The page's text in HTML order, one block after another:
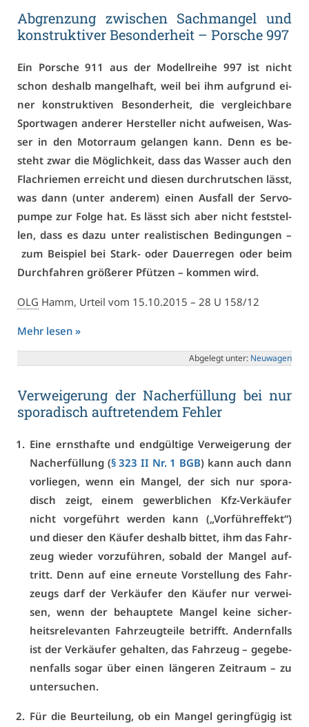
Ab­gren­zung zwi­schen Sach­man­gel und
kon­struk­ti­ver Be­son­der­heit – Por­sche 997
Ein Por­sche 911 aus der Mo­dell­rei­he 997 ist nicht
schon des­halb man­gel­haft, weil bei ihm auf­grund ei­
ner kon­struk­ti­ven Be­son­der­heit, die ver­gleich­ba­re
Sport­wa­gen an­de­rer Her­stel­ler nicht auf­wei­sen, Was­
ser in den Mo­tor­raum ge­lan­gen kann. Denn es be­
steht zwar die Mög­lich­keit, dass das Was­ser auch den
Flach­rie­men er­reicht und die­sen durch­rut­schen lässt,
was dann (un­ter an­de­rem) ei­nen Aus­fall der Serv­o­
pum­pe zur Fol­ge hat. Es lässt sich aber nicht fest­stel­
len, dass es da­zu un­ter rea­lis­ti­schen Be­din­gun­gen –
zum Bei­spiel bei Stark- oder Dau­er­re­gen oder beim
Durch­fah­ren grö­ße­rer Pfüt­zen – kom­men wird.
OLG Hamm, Ur­teil vom 15.10.2015 – 28 U 158/12
Mehr le­sen »
Ab­ge­legt un­ter: Neu­wa­gen
Ver­wei­ge­rung der Nach­er­fül­lung bei nur
spo­ra­disch auf­tre­ten­dem Feh­ler
Ei­ne ernst­haf­te und end­gül­ti­ge Ver­wei­ge­rung der
Nach­er­fül­lung (§ 323 II Nr. 1 BGB) kann auch dann
vor­lie­gen, wenn ein Man­gel, der sich nur spo­ra­
disch zeigt, ei­nem ge­werb­li­chen Kfz-Ver­käu­fer
nicht vor­ge­führt wer­den kann („Vor­führef­fekt“)
und die­ser den Käu­fer des­halb bit­tet, ihm das Fahr­
zeug wie­der vor­zu­füh­ren, so­bald der Man­gel auf­
tritt. Denn auf ei­ne er­neu­te Vor­stel­lung des Fahr­
zeugs darf der Ver­käu­fer den Käu­fer nur ver­wei­
sen, wenn der be­haup­te­te Man­gel kei­ne si­cher­
heits­re­le­van­ten Fahr­zeug­tei­le be­trifft. An­dern­falls
ist der Ver­käu­fer ge­hal­ten, das Fahr­zeug – ge­ge­be­
nen­falls so­gar über ei­nen län­ge­ren Zeit­raum – zu
un­ter­su­chen.
Für die Be­ur­tei­lung, ob ein Man­gel ge­ring­fü­gig ist